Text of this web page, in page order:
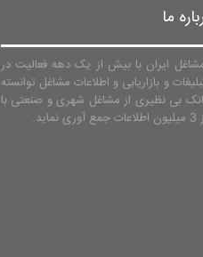
ما
ایران با بیش از یک دهه فعالیت در
و بازاریابی و اطلاعات مشاغل توانسته
بی نظیری از مشاغل شهری و صنعتی با